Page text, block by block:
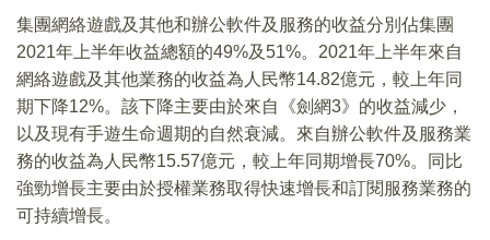
集團網絡遊戲及其他和辦公軟件及服務的收益分別佔集團
2021年上半年收益總額的49%及51%。2021年上半年來自
網絡遊戲及其他業務的收益為人民幣14.82億元，較上年同
期下降12%。該下降主要由於來自《劍網3》的收益減少，
以及現有手遊生命週期的自然衰減。來自辦公軟件及服務業
務的收益為人民幣15.57億元，較上年同期增長70%。同比
強勁增長主要由於授權業務取得快速增長和訂閱服務業務的
可持續增長。